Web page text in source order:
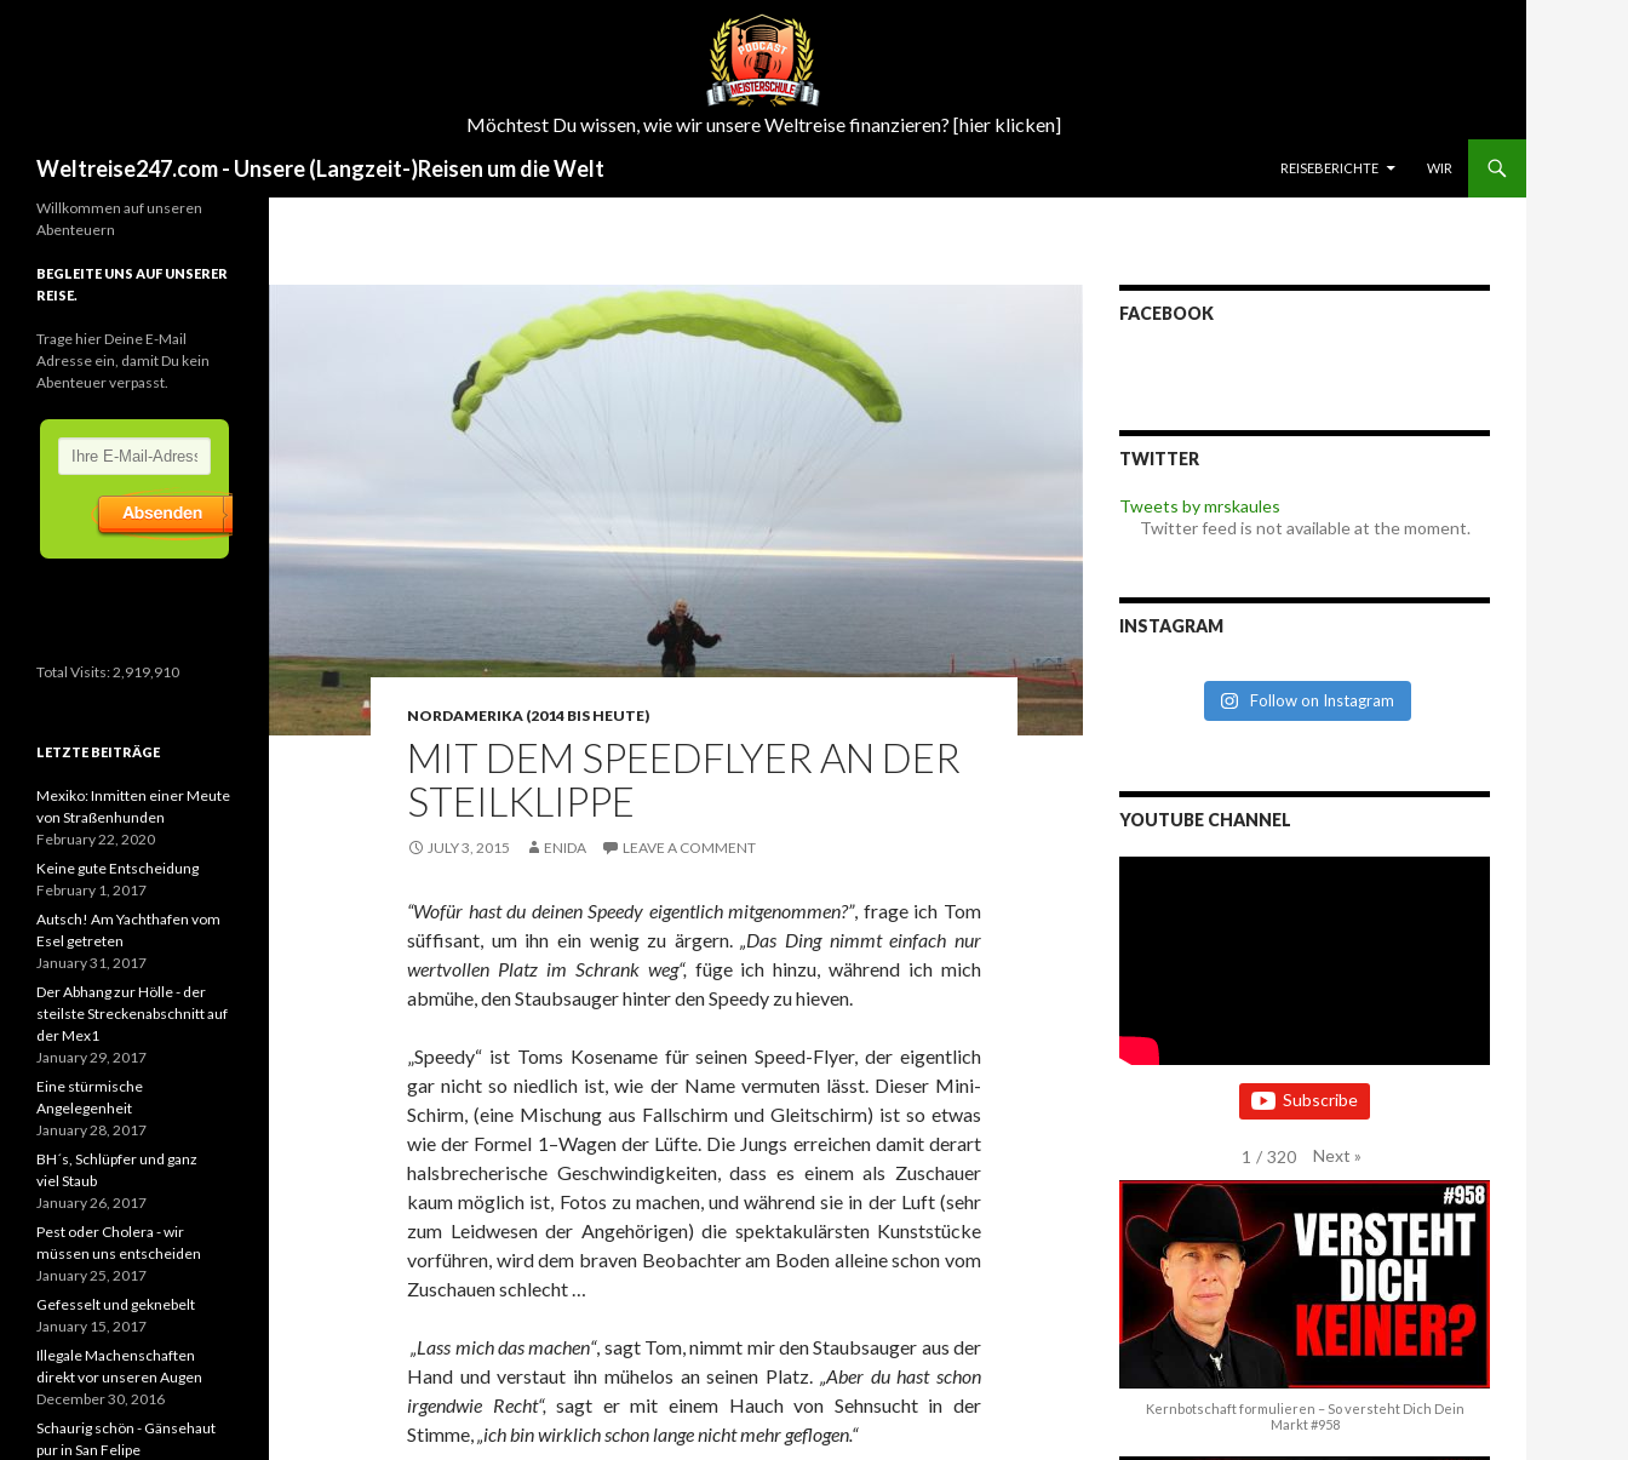
Möchtest Du wissen, wie wir unsere Weltreise finanzieren? [hier klicken]
Weltreise247.com - Unsere (Langzeit-)Reisen um die Welt
REISEBERICHTE
WIR
NORDAMERIKA (2014 BIS HEUTE)
MIT DEM SPEEDFLYER AN DER
STEILKLIPPE
JULY 3, 2015 ENIDA LEAVE A COMMENT
“Wofür hast du deinen Speedy eigentlich mitgenommen?”, frage ich Tom
süffisant, um ihn ein wenig zu ärgern.„Das Ding nimmt einfach nur
wertvollen Platz im Schrank weg“, füge ich hinzu, während ich mich
abmühe, den Staubsauger hinter den Speedy zu hieven.
„Speedy“ ist Toms Kosename für seinen Speed-Flyer, der eigentlich
gar nicht so niedlich ist, wie der Name vermuten lässt. Dieser Mini-
Schirm, (eine Mischung aus Fallschirm und Gleitschirm) ist so etwas
wie der Formel 1–Wagen der Lüfte. Die Jungs erreichen damit derart
halsbrecherische Geschwindigkeiten, dass es einem als Zuschauer
kaum möglich ist, Fotos zu machen, und während sie in der Luft (sehr
zum Leidwesen der Angehörigen) die spektakulärsten Kunststücke
vorführen, wird dem braven Beobachter am Boden alleine schon vom
Zuschauen schlecht …
„Lass michdas machen“, sagt Tom, nimmt mir den Staubsauger aus der
Hand und verstaut ihn mühelos an seinen Platz. „Aber du hast schon
irgendwie Recht“, sagt er mit einem Hauch von Sehnsucht in der
Stimme,„ich bin wirklich schon lange nicht mehr geflogen.“
FACEBOOK
TWITTER
Tweets by mrskaules
Twitter feed is not available at the moment.
INSTAGRAM
Follow on Instagram
YOUTUBE CHANNEL
Subscribe
1 / 320 Next »
Kernbotschaft formulieren – So versteht Dich Dein
Markt #958
Willkommen auf unseren
Abenteuern
BEGLEITE UNS AUF UNSERER
REISE.
Trage hier Deine E-Mail
Adresse ein, damit Du kein
Abenteuer verpasst.
Total Visits:2,919,910
LETZTE BEITRÄGE
Mexiko: Inmitten einer Meute
von Straßenhunden
February 22, 2020
Keine gute Entscheidung
February 1, 2017
Autsch! Am Yachthafen vom
Esel getreten
January 31, 2017
Der Abhang zur Hölle - der
steilste Streckenabschnitt auf
der Mex1
January 29, 2017
Eine stürmische
Angelegenheit
January 28, 2017
BH´s, Schlüpfer und ganz
viel Staub
January 26, 2017
Pest oder Cholera - wir
müssen uns entscheiden
January 25, 2017
Gefesselt und geknebelt
January 15, 2017
Illegale Machenschaften
direkt vor unseren Augen
December 30, 2016
Schaurig schön - Gänsehaut
pur in San Felipe